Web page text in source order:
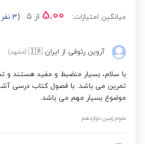
میانگین امتیازات: 5.00 از 5 (3 نفر امتیاز داده‌اند.)
آروین رئوفی از ایران 🇮🇷 (مشهد)
با سلام، بسیار منضبط و مفید هستند
تمرین می باشد. با فصول کتاب درسی
موضوع بسیار مهم می باشد.
علوم زمین دوازدهم